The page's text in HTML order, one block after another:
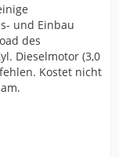
und Einbau
des
Dieselmotor (3,0
Kostet nicht